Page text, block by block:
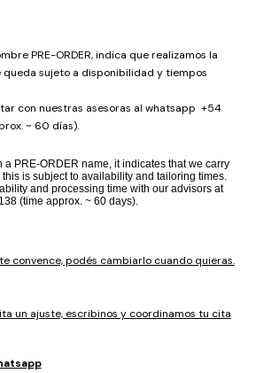
PRE-ORDER, indica que realizamos la
sujeto a disponibilidad y tiempos
con nuestras asesoras al whatsapp +54
~ 60 días).
a PRE-ORDER name, it indicates that we carry
is subject to availability and tailoring times.
and processing time with our advisors at
(time approx. ~ 60 days).
convence, podés cambiarlo cuando quieras.
un ajuste, escribinos y coordinamos tu cita